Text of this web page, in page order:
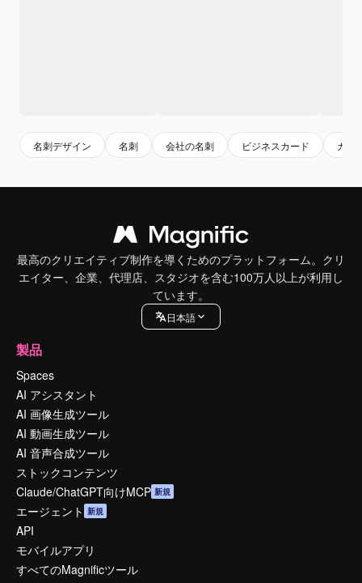
名刺デザイン 名刺 会社の名刺 ビジネスカード カー
最高のクリエイティブ制作を導くためのプラットフォーム。クリ
エイター、企業、代理店、スタジオを含む100万人以上が利用し
ています。
日本語
製品
Spaces
AI アシスタント
AI 画像生成ツール
AI 動画生成ツール
AI 音声合成ツール
ストックコンテンツ
Claude/ChatGPT向けMCP 新規
エージェント 新規
API
モバイルアプリ
すべてのMagnificツール